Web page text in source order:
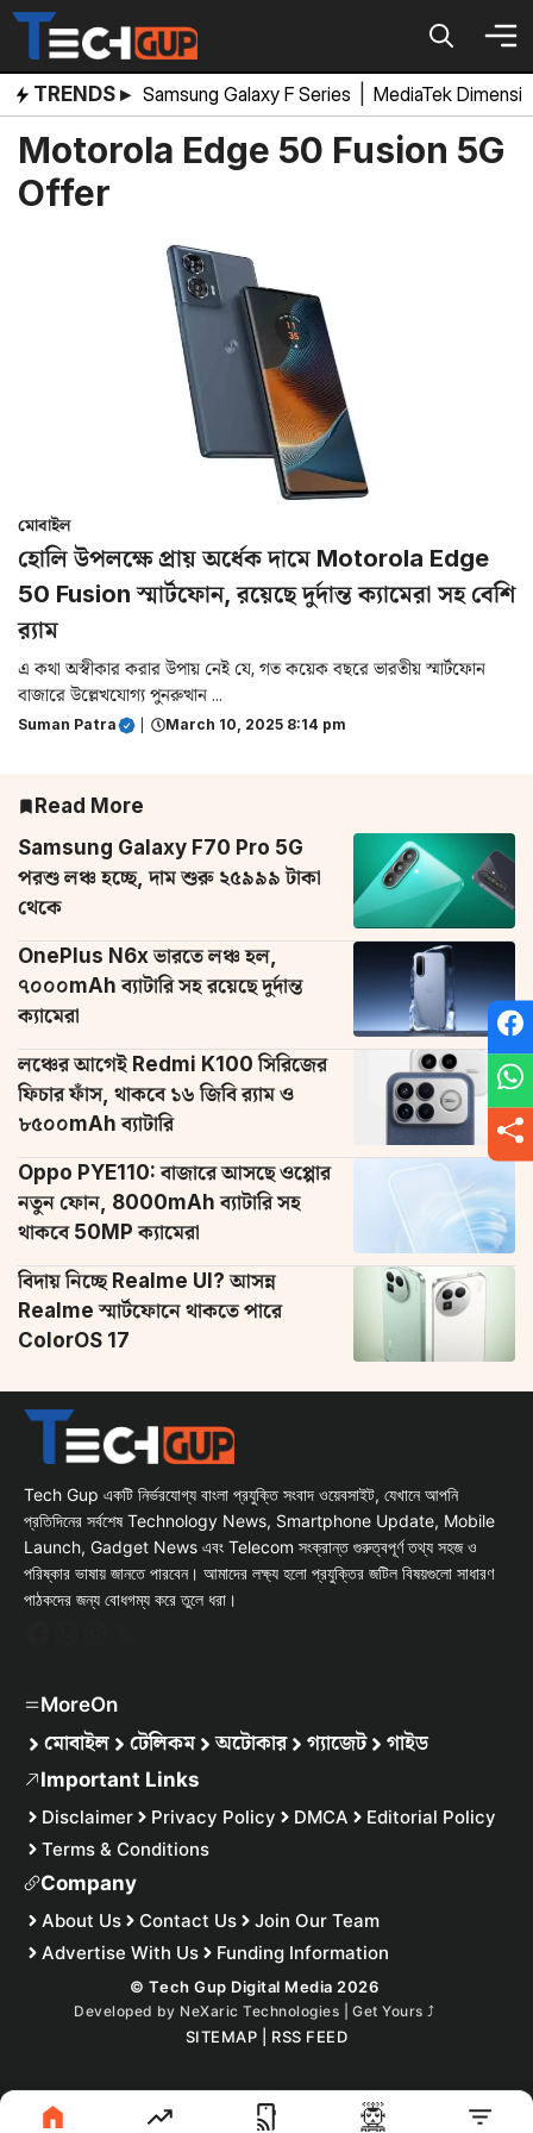
Skip
content
TRENDS ▸ Samsung Galaxy F Series MediaTek
Motorola Edge 50 Fusion 5G
Offer
মোবাইল
হোলি উপলক্ষে প্রায় অর্ধেক দামে Motorola Edge
50 Fusion স্মার্টফোন, রয়েছে দুর্দান্ত ক্যামেরা সহ বেশি
র‌্যাম
এ কথা অস্বীকার করার উপায় নেই যে, গত কয়েক বছরে ভারতীয় স্মার্টফোন
বাজারে উল্লেখযোগ্য পুনরুত্থান ...
Suman Patra March 10, 2025 8:14 pm
Read More
Samsung Galaxy F70 Pro 5G
পরশু লঞ্চ হচ্ছে, দাম শুরু ২৫৯৯৯ টাকা
থেকে
OnePlus N6x ভারতে লঞ্চ হল,
৭০০০mAh ব্যাটারি সহ রয়েছে দুর্দান্ত
ক্যামেরা
লঞ্চের আগেই Redmi K100 সিরিজের
ফিচার ফাঁস, থাকবে ১৬ জিবি র‌্যাম ও
৮৫০০mAh ব্যাটারি
Oppo PYE110: বাজারে আসছে ওপ্পোর
নতুন ফোন, 8000mAh ব্যাটারি সহ
থাকবে 50MP ক্যামেরা
বিদায় নিচ্ছে Realme UI? আসন্ন
Realme স্মার্টফোনে থাকতে পারে
ColorOS 17
Tech Gup একটি নির্ভরযোগ্য বাংলা প্রযুক্তি সংবাদ ওয়েবসাইট, যেখানে আপনি
প্রতিদিনের সর্বশেষ Technology News, Smartphone Update, Mobile
Launch, Gadget News এবং Telecom সংক্রান্ত গুরুত্বপূর্ণ তথ্য সহজ ও
পরিষ্কার ভাষায় জানতে পারবেন। আমাদের লক্ষ্য হলো প্রযুক্তির জটিল বিষয়গুলো সাধারণ
পাঠকদের জন্য বোধগম্য করে তুলে ধরা।
MoreOn
মোবাইল টেলিকম অটোকার গ্যাজেট গাইড
Important Links
Disclaimer Privacy Policy DMCA
Editorial Policy
Terms & Conditions
Company
About Us Contact Us
Join Our Team
Advertise With Us
Funding Information
© Tech Gup Digital Media 2026
Developed by NeXaric Technologies | Get Yours ⤴︎
SITEMAP RSS FEED